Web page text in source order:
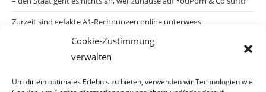
Cookie-Zustimmung
verwalten
Um dir ein optimales Erlebnis zu bieten, verwenden wir Technologien wie
Zurzeit sind gefakte A1-Rechnungen online unterwegs
Salzburgs Juden und ihre Sicherheit: „Erst nach einem Anschlag wäre
die Gefahr endlich konkret!“
Biologisches Wunder in Ceuta